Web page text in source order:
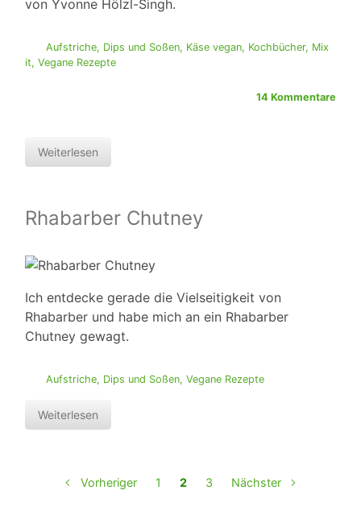
von Yvonne Hölzl-Singh.
Aufstriche, Dips und Soßen, Käse vegan, Kochbücher, Mix
it, Vegane Rezepte
14 Kommentare
Weiterlesen
Rhabarber Chutney
Ich entdecke gerade die Vielseitigkeit von
Rhabarber und habe mich an ein Rhabarber
Chutney gewagt.
Aufstriche, Dips und Soßen, Vegane Rezepte
Weiterlesen
Vorheriger 1 2 3 Nächster